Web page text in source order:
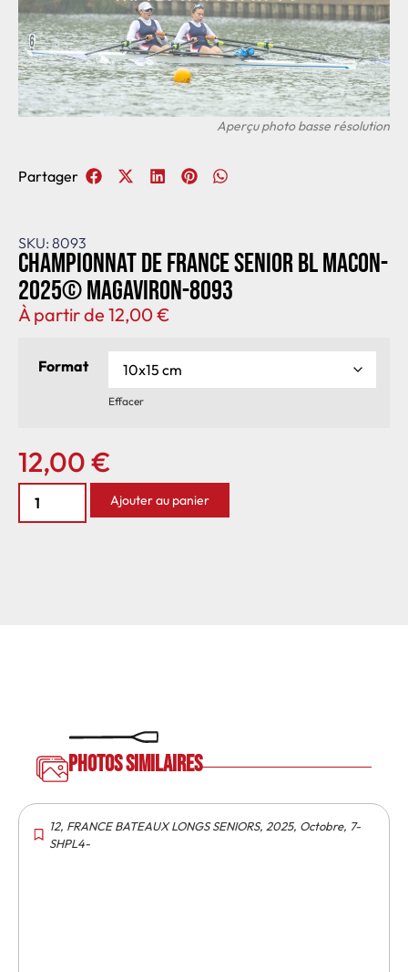
SKU: 8093
Championnat de France senior BL Macon-
2025© MagAviron-8093
À partir de 12,00€
Format
Effacer
12,00€
Ajouter au panier
Partager
Photos similaires
12, FRANCE BATEAUX LONGS SENIORS, 2025, Octobre, 7-
SHPL4-